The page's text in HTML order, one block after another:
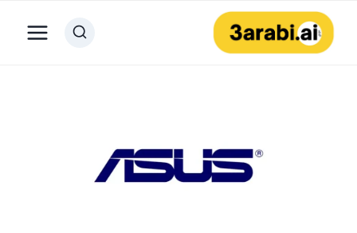
المحتوى